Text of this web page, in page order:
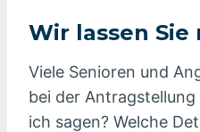
Wir lassen
Viele Senioren und
bei der Antragstellung
ich sagen? Welche